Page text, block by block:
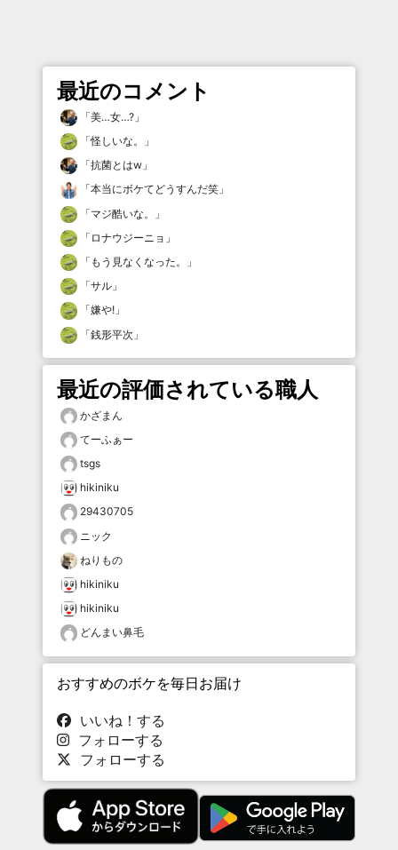
最近のコメント
「美…女…? 」
「怪しいな。
」
「抗菌とはw 」
「本当にボケてどうすんだ笑 」
「マジ酷いな。
」
「 ロナウジーニョ 」
「 もう見なくなった。
」
「サル 」
「嫌や! 」
「銭形平次 」
最近の評価されている職人
かざまん
てーふぁー
tsgs
hikiniku
29430705
ニック
ねりもの
hikiniku
hikiniku
どんまい鼻毛
おすすめのボケを毎日お届け
いいね！する
フォローする
フォローする